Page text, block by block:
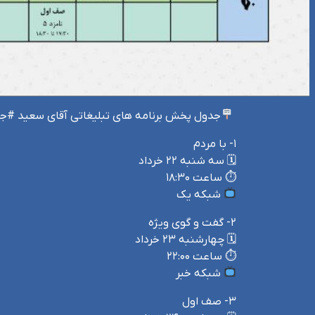
جدول پخش برنامه های تبلیغاتی آقای سعید
۱- با مردم
🗓 سه شنبه ۲۲ خرداد
⏱ ساعت ۱۸:۳۰
شبکه یک
۲- گفت و گوی ویژه
🗓 چهارشنبه ۲۳ خرداد
⏱ ساعت ۲۲:۰۰
شبکه خبر
۳- صف اول